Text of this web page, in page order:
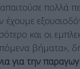
πολλά
έχουμε
και οι
βήματα»,
για την